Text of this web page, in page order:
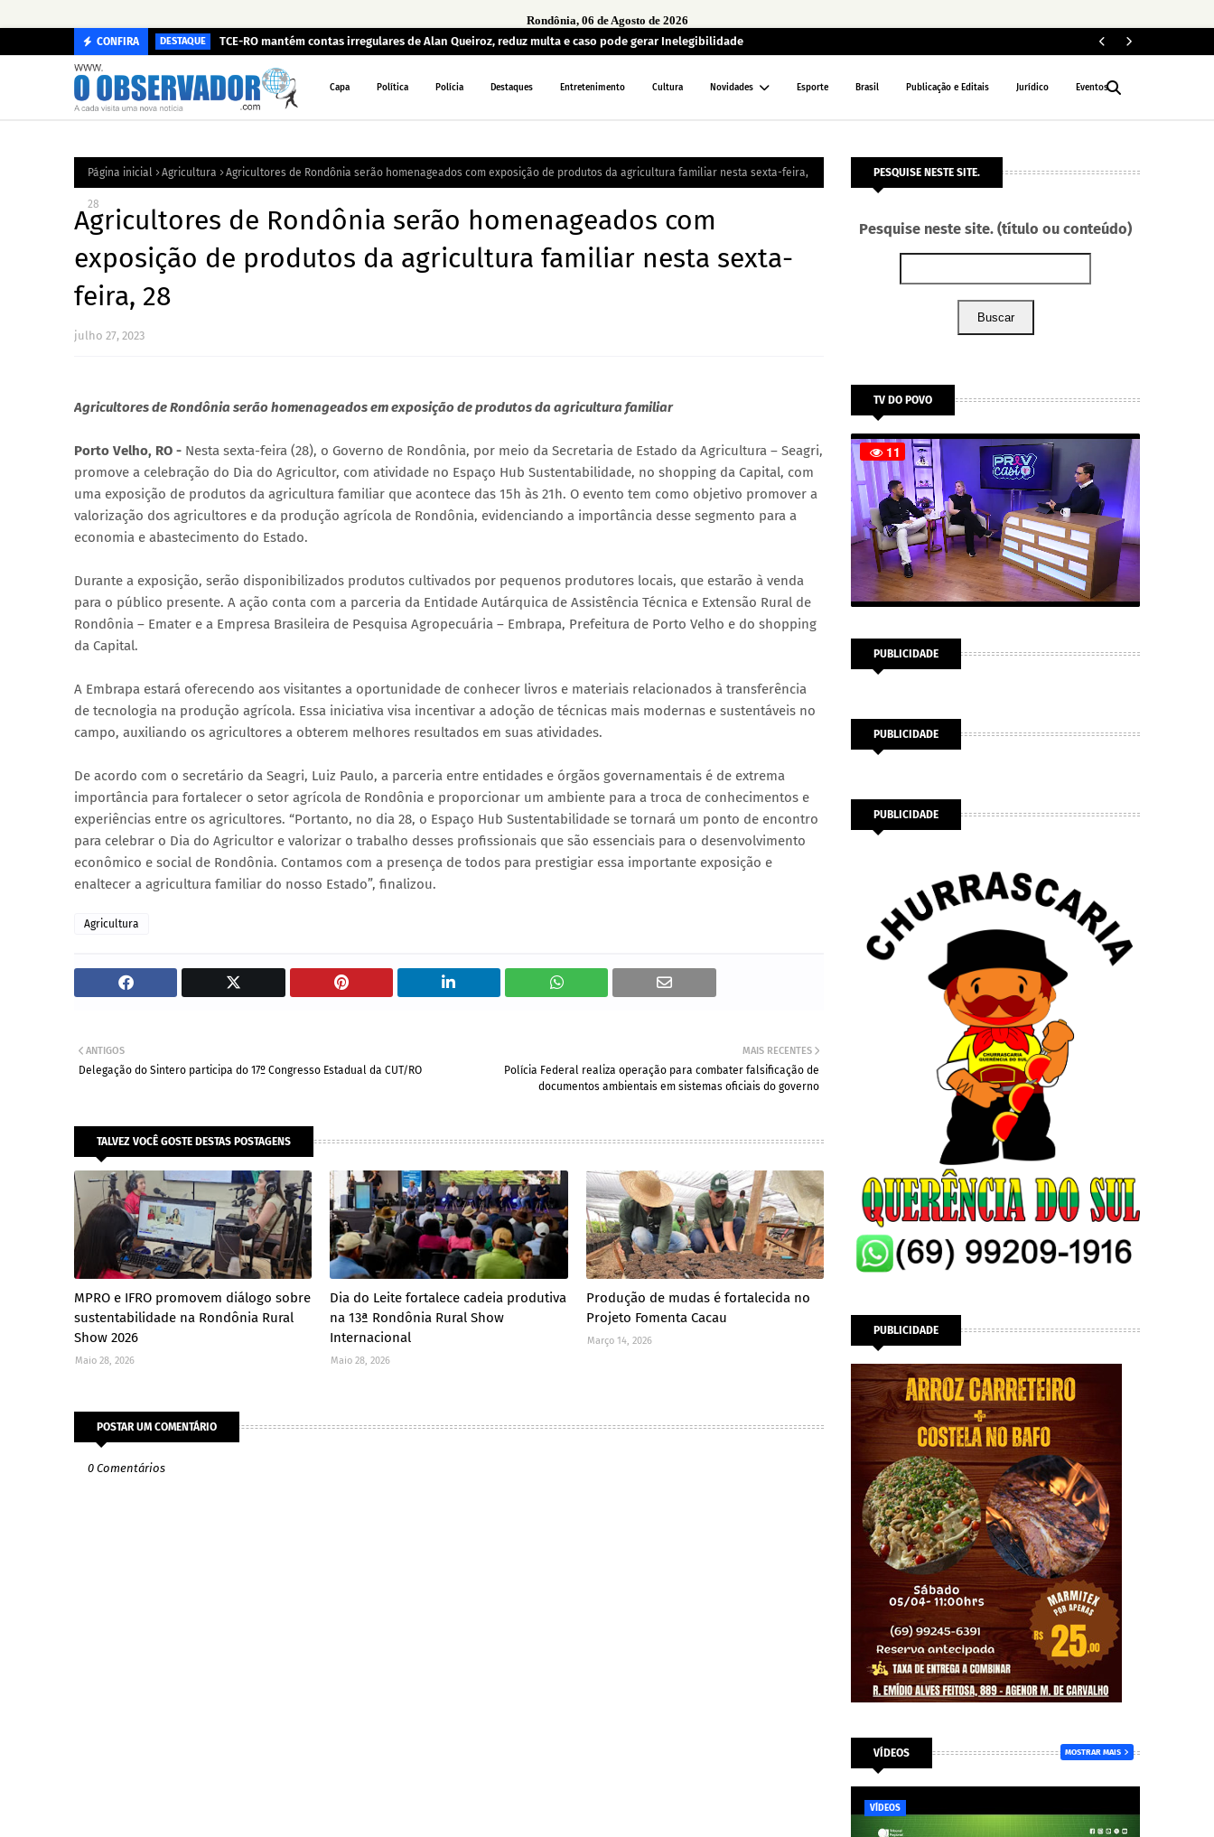
Rondônia, 06 de Agosto de 2026
CONFIRA DESTAQUE TCE-RO mantém contas irregulares de Alan Queiroz, reduz multa e caso pode gerar Inelegibilidade
Capa Política Polícia Destaques Entretenimento Cultura Novidades Esporte Brasil Publicação e Editais Jurídico Eventos
Página inicial Agricultura Agricultores de Rondônia serão homenageados com exposição de produtos da agricultura familiar nesta sexta-feira,
28
Agricultores de Rondônia serão homenageados com
exposição de produtos da agricultura familiar nesta sexta-
feira, 28
julho 27, 2023
Agricultores de Rondônia serão homenageados em exposição de produtos da agricultura familiar
Porto Velho, RO - Nesta sexta-feira (28), o Governo de Rondônia, por meio da Secretaria de Estado da Agricultura – Seagri,
promove a celebração do Dia do Agricultor, com atividade no Espaço Hub Sustentabilidade, no shopping da Capital, com
uma exposição de produtos da agricultura familiar que acontece das 15h às 21h. O evento tem como objetivo promover a
valorização dos agricultores e da produção agrícola de Rondônia, evidenciando a importância desse segmento para a
economia e abastecimento do Estado.
Durante a exposição, serão disponibilizados produtos cultivados por pequenos produtores locais, que estarão à venda
para o público presente. A ação conta com a parceria da Entidade Autárquica de Assistência Técnica e Extensão Rural de
Rondônia – Emater e a Empresa Brasileira de Pesquisa Agropecuária – Embrapa, Prefeitura de Porto Velho e do shopping
da Capital.
A Embrapa estará oferecendo aos visitantes a oportunidade de conhecer livros e materiais relacionados à transferência
de tecnologia na produção agrícola. Essa iniciativa visa incentivar a adoção de técnicas mais modernas e sustentáveis no
campo, auxiliando os agricultores a obterem melhores resultados em suas atividades.
De acordo com o secretário da Seagri, Luiz Paulo, a parceria entre entidades e órgãos governamentais é de extrema
importância para fortalecer o setor agrícola de Rondônia e proporcionar um ambiente para a troca de conhecimentos e
experiências entre os agricultores. “Portanto, no dia 28, o Espaço Hub Sustentabilidade se tornará um ponto de encontro
para celebrar o Dia do Agricultor e valorizar o trabalho desses profissionais que são essenciais para o desenvolvimento
econômico e social de Rondônia. Contamos com a presença de todos para prestigiar essa importante exposição e
enaltecer a agricultura familiar do nosso Estado”, finalizou.
Agricultura
MAIS RECENTES
Polícia Federal realiza operação para combater falsificação de
documentos ambientais em sistemas oficiais do governo
ANTIGOS
Delegação do Sintero participa do 17º Congresso Estadual da CUT/RO
TALVEZ VOCÊ GOSTE DESTAS POSTAGENS
MPRO e IFRO promovem diálogo sobre
sustentabilidade na Rondônia Rural
Show 2026
Maio 28, 2026
Dia do Leite fortalece cadeia produtiva
na 13ª Rondônia Rural Show
Internacional
Maio 28, 2026
Produção de mudas é fortalecida no
Projeto Fomenta Cacau
Março 14, 2026
POSTAR UM COMENTÁRIO
0 Comentários
PESQUISE NESTE SITE.
Pesquise neste site. (título ou conteúdo)
Buscar
TV DO POVO
PUBLICIDADE
PUBLICIDADE
PUBLICIDADE
PUBLICIDADE
VÍDEOS MOSTRAR MAIS
VÍDEOS